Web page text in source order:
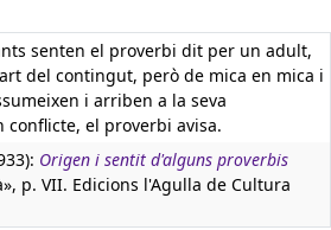
senten el proverbi dit per un adult,
del contingut, però de mica en mica i
i arriben a la seva
conflicte, el proverbi avisa.
Origen i sentit d'alguns proverbis
p. VII. Edicions l'Agulla de Cultura